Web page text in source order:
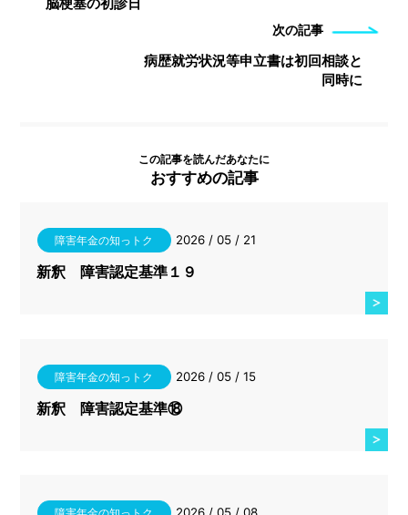
次の記事
病歴就労状況等申立書は初回相談と
同時に
この記事を読んだあなたに
おすすめの記事
障害年金の知っトク 2026 / 05 / 21
新釈 障害認定基準１９
障害年金の知っトク 2026 / 05 / 15
新釈 障害認定基準⑱